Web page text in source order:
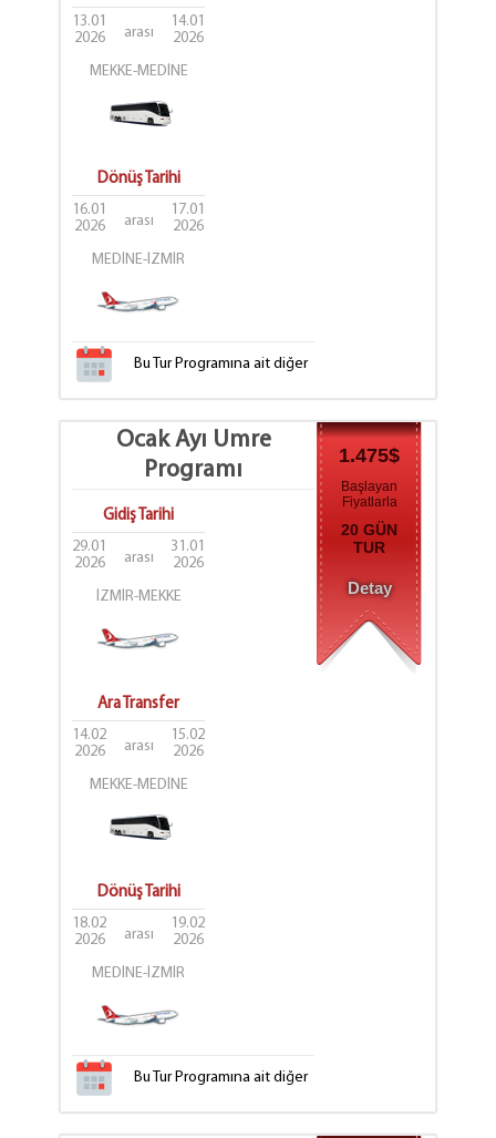
13.01
2026
arası
14.01
2026
MEKKE-MEDİNE
Dönüş Tarihi
16.01
2026
arası
17.01
2026
MEDİNE-İZMİR
Bu Tur Programına ait diğer
Ocak Ayı Umre
Programı
Gidiş Tarihi
29.01
2026
arası
31.01
2026
İZMİR-MEKKE
Ara Transfer
14.02
2026
arası
15.02
2026
MEKKE-MEDİNE
Dönüş Tarihi
18.02
2026
arası
19.02
2026
MEDİNE-İZMİR
Bu Tur Programına ait diğer
1.475$
Başlayan
Fiyatlarla
20 GÜN
TUR
Detay